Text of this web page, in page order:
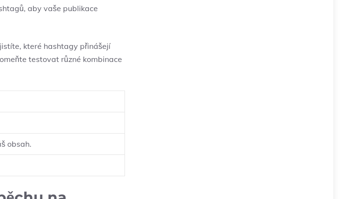
aby vaše publikace
které hashtagy přinášejí
testovat různé kombinace
obsah.